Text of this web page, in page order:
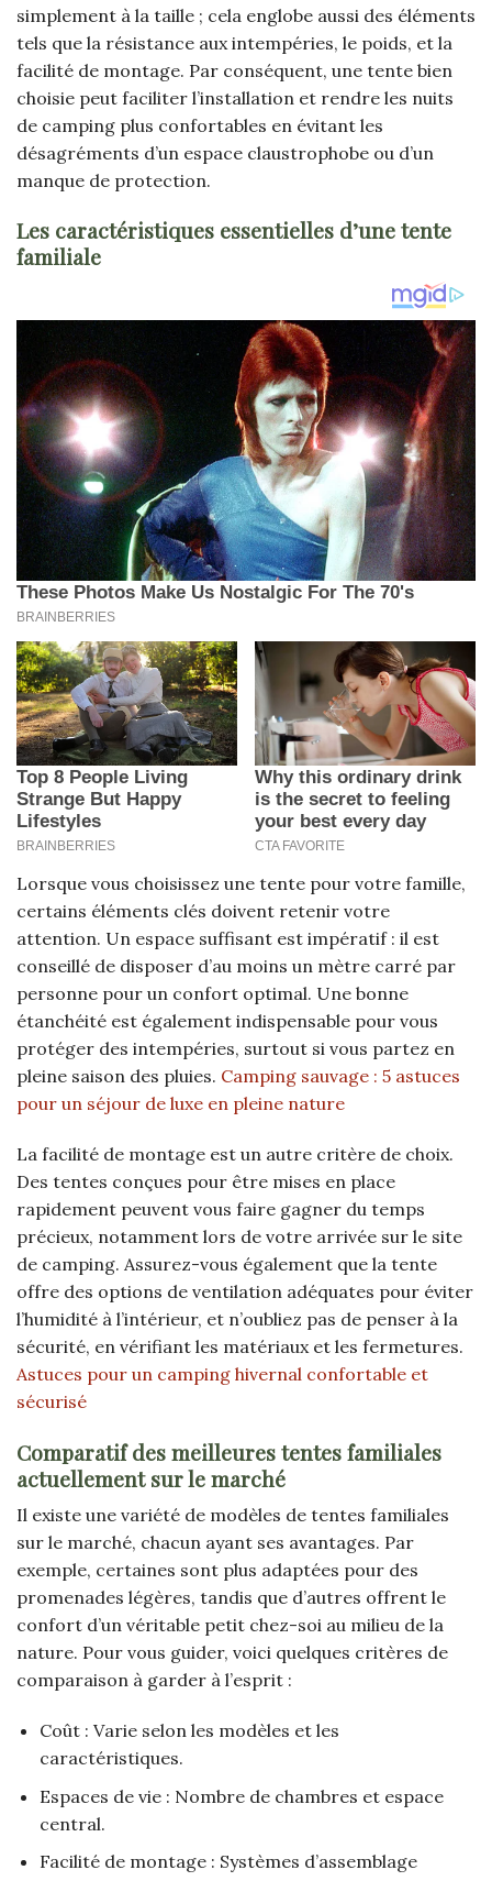
simplement à la taille ; cela englobe aussi des éléments
tels que la résistance aux intempéries, le poids, et la
facilité de montage. Par conséquent, une tente bien
choisie peut faciliter l’installation et rendre les nuits
de camping plus confortables en évitant les
désagréments d’un espace claustrophobe ou d’un
manque de protection.
Les caractéristiques essentielles d’une tente
familiale
Lorsque vous choisissez une tente pour votre famille,
certains éléments clés doivent retenir votre
attention. Un espace suffisant est impératif : il est
conseillé de disposer d’au moins un mètre carré par
personne pour un confort optimal. Une bonne
étanchéité est également indispensable pour vous
protéger des intempéries, surtout si vous partez en
pleine saison des pluies. Camping sauvage : 5 astuces
pour un séjour de luxe en pleine nature
La facilité de montage est un autre critère de choix.
Des tentes conçues pour être mises en place
rapidement peuvent vous faire gagner du temps
précieux, notamment lors de votre arrivée sur le site
de camping. Assurez-vous également que la tente
offre des options de ventilation adéquates pour éviter
l’humidité à l’intérieur, et n’oubliez pas de penser à la
sécurité, en vérifiant les matériaux et les fermetures.
Astuces pour un camping hivernal confortable et
sécurisé
Comparatif des meilleures tentes familiales
actuellement sur le marché
Il existe une variété de modèles de tentes familiales
sur le marché, chacun ayant ses avantages. Par
exemple, certaines sont plus adaptées pour des
promenades légères, tandis que d’autres offrent le
confort d’un véritable petit chez-soi au milieu de la
nature. Pour vous guider, voici quelques critères de
comparaison à garder à l’esprit :
Coût : Varie selon les modèles et les
caractéristiques.
Espaces de vie : Nombre de chambres et espace
central.
Facilité de montage : Systèmes d’assemblage